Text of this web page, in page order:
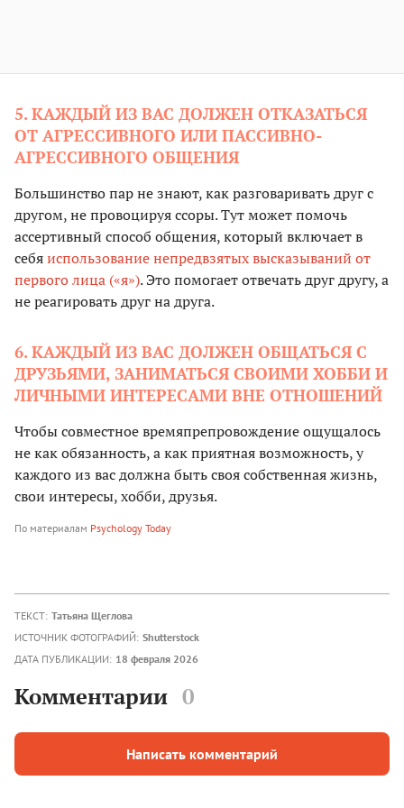
5. КАЖДЫЙ ИЗ ВАС ДОЛЖЕН ОТКАЗАТЬСЯ
ОТ АГРЕССИВНОГО ИЛИ ПАССИВНО-
АГРЕССИВНОГО ОБЩЕНИЯ
Большинство пар не знают, как разговаривать друг с
другом, не провоцируя ссоры. Тут может помочь
ассертивный способ общения, который включает в
себяиспользование непредвзятых высказываний от
первого лица («я»). Это помогает отвечать друг другу, а
не реагировать друг на друга.
6. КАЖДЫЙ ИЗ ВАС ДОЛЖЕН ОБЩАТЬСЯ С
ДРУЗЬЯМИ, ЗАНИМАТЬСЯ СВОИМИ ХОББИ И
ЛИЧНЫМИ ИНТЕРЕСАМИ ВНЕ ОТНОШЕНИЙ
Чтобы совместное времяпрепровождение ощущалось
не как обязанность, а как приятная возможность, у
каждого из вас должна быть своя собственная жизнь,
свои интересы, хобби, друзья.
По материалам Psychology Today
ТЕКСТ: Татьяна Щеглова
ИСТОЧНИК ФОТОГРАФИЙ: Shutterstock
ДАТА ПУБЛИКАЦИИ: 18 февраля 2026
Комментарии 0
Написать комментарий